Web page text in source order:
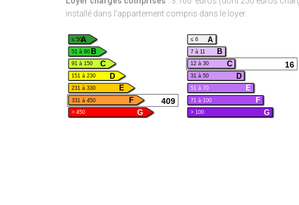
installé dans l’appartement compris dans le loyer.
A
≤ 50
B
51 à 90
C
91 à 150
D
151 à 230
E
231 à 330
409
F
331 à 450
G
> 450
A
≤ 6
B
7 à 11
16
C
12 à 30
D
31 à 50
E
51 à 70
F
71 à 100
G
> 100